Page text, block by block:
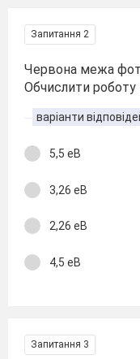
Запитання 2
Червона межа
Обчислити роботу
варіанти
5,5 еВ
3,26 еВ
2,26 еВ
4,5 еВ
Запитання 3